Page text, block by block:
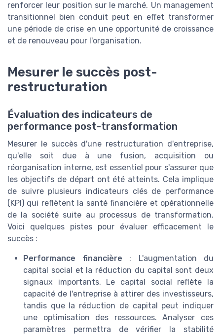
renforcer leur position sur le marché. Un management
transitionnel bien conduit peut en effet transformer
une période de crise en une opportunité de croissance
et de renouveau pour l'organisation.
Mesurer le succès post-
restructuration
Évaluation des indicateurs de
performance post-transformation
Mesurer le succès d'une restructuration d'entreprise,
qu'elle soit due à une fusion, acquisition ou
réorganisation interne, est essentiel pour s'assurer que
les objectifs de départ ont été atteints. Cela implique
de suivre plusieurs indicateurs clés de performance
(KPI) qui reflètent la santé financière et opérationnelle
de la société suite au processus de transformation.
Voici quelques pistes pour évaluer efficacement le
succès :
Performance financière : L'augmentation du
capital social et la réduction du capital sont deux
signaux importants. Le capital social reflète la
capacité de l'entreprise à attirer des investisseurs,
tandis que la réduction de capital peut indiquer
une optimisation des ressources. Analyser ces
paramètres permettra de vérifier la stabilité